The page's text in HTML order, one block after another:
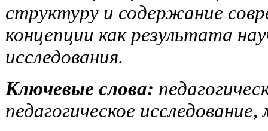
структуру и содержание
концепции как результата
исследования.
Ключевые слова:
педагогическое